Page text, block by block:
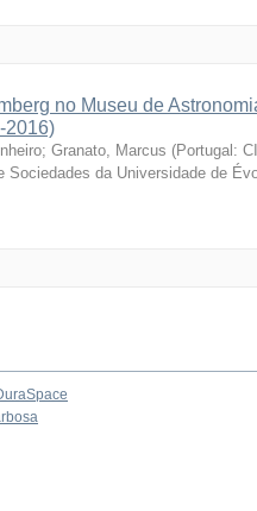
no Museu de
2016)
; Granato, Marcus (Portugal:
Sociedades da Universidade de